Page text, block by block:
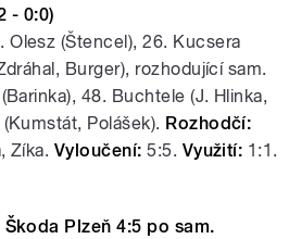
- 0:0)
Olesz (Štencel), 26. Kucsera
Burger), rozhodující sam.
48. Buchtele (J. Hlinka,
Polášek). Rozhodčí:
Zíka. Vyloučení: 5:5. Využití: 1:1.
Plzeň 4:5 po sam.